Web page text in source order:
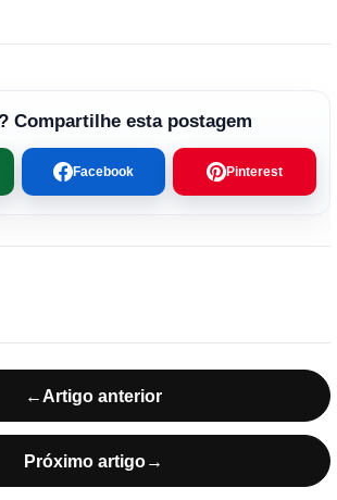
Compartilhe esta postagem
Facebook Pinterest
← Artigo anterior
Próximo artigo→